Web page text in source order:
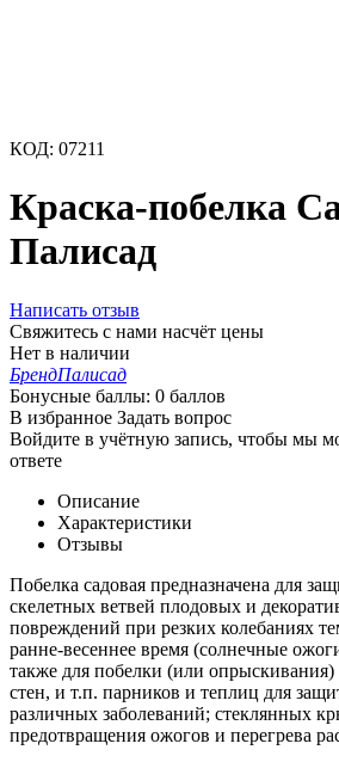
КОД: 07211
Краска-побелка
Палисад
Написать отзыв
Свяжитесь с нами насчёт цены
Нет в наличии
БрендПалисад
Бонусные баллы: 0 баллов
В избранное Задать вопрос
Войдите в учётную запись, чтобы мы
ответе
Описание
Характеристики
Отзывы
Побелка садовая предназначена для
скелетных ветвей плодовых и
повреждений при резких колебаниях
ранне-весеннее время (солнечные
также для побелки (или опрыскивания)
стен, и т.п. парников и теплиц для
различных заболеваний; стеклянных
предотвращения ожогов и перегрева